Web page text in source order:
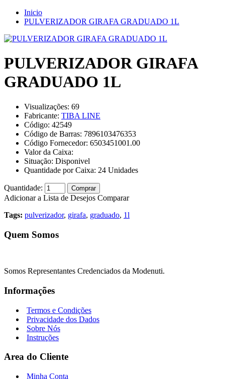
Inicio
PULVERIZADOR GIRAFA GRADUADO 1L
PULVERIZADOR GIRAFA
GRADUADO 1L
Visualizações: 69
Fabricante: TIBA LINE
Código: 42549
Código de Barras: 7896103476353
Código Fornecedor: 6503451001.00
Valor da Caixa:
Situação: Disponivel
Quantidade por Caixa: 24 Unidades
Quantidade: Comprar
Adicionar a Lista de Desejos Comparar
Tags: pulverizador, girafa, graduado, 1l
Quem Somos
Somos Representantes Credenciados da Modenuti.
Informações
Termos e Condições
Privacidade dos Dados
Sobre Nós
Instruções
Area do Cliente
Minha Conta